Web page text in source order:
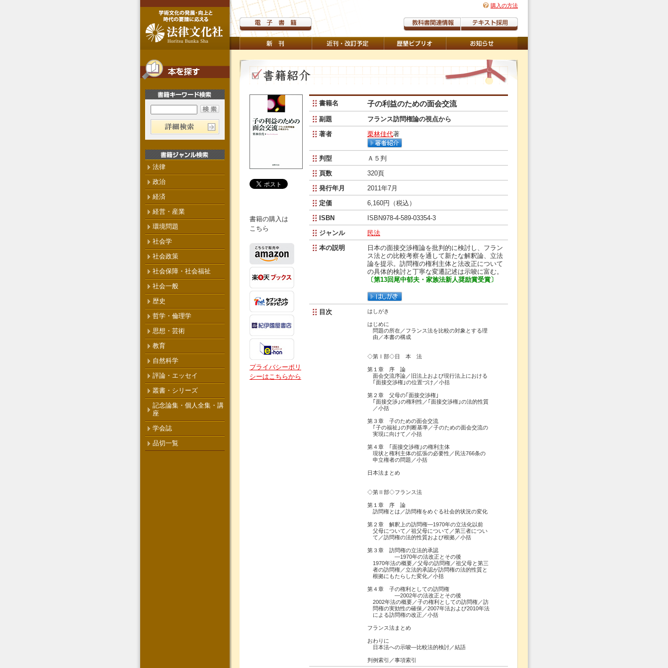
購入の方法
書籍の購入は
こちら
プライバシーポリ
シーはこちらから
書籍名 子の利益のための面会交流
副題
フランス訪問権論の視点から
著者
栗林佳代著
判型
Ａ５判
頁数
320頁
発行年月
2011年7月
定価
6,160円（税込）
ISBN
ISBN978-4-589-03354-3
ジャンル
民法
本の説明
日本の面接交渉権論を批判的に検討し、フラン
ス法との比較考察を通して新たな解釈論、立法
論を提示。訪問権の権利主体と法改正について
の具体的検討と丁寧な変遷記述は示唆に富む。
〔第13回尾中郁夫・家族法新人奨励賞受賞〕
目次 はしがき
はじめに
問題の所在／フランス法を比較の対象とする理
由／本書の構成
◇第Ⅰ部◇日 本 法
第１章 序 論
面会交流序論／旧法上および現行法上における
｢面接交渉権｣の位置づけ／小括
第２章 父母の｢面接交渉権｣
｢面接交渉｣の権利性／｢面接交渉権｣の法的性質
／小括
第３章 子のための面会交流
｢子の福祉｣の判断基準／子のための面会交流の
実現に向けて／小括
第４章 ｢面接交渉権｣の権利主体
現状と権利主体の拡張の必要性／民法766条の
申立権者の問題／小括
日本法まとめ
◇第Ⅱ部◇フランス法
第１章 序 論
訪問権とは／訪問権をめぐる社会的状況の変化
第２章 解釈上の訪問権―1970年の立法化以前
父母について／祖父母について／第三者につい
て／訪問権の法的性質および根拠／小括
第３章 訪問権の立法的承認
―1970年の法改正とその後
1970年法の概要／父母の訪問権／祖父母と第三
者の訪問権／立法的承認が訪問権の法的性質と
根拠にもたらした変化／小括
第４章 子の権利としての訪問権
―2002年の法改正とその後
2002年法の概要／子の権利としての訪問権／訪
問権の実効性の確保／2007年法および2010年法
による訪問権の改正／小括
フランス法まとめ
おわりに
日本法への示唆―比較法的検討／結語
判例索引／事項索引
法律
政治
経済
経営・産業
環境問題
社会学
社会政策
社会保障・社会福祉
社会一般
歴史
哲学・倫理学
思想・芸術
教育
自然科学
評論・エッセイ
叢書・シリーズ
記念論集・個人全集・講
座
学会誌
品切一覧